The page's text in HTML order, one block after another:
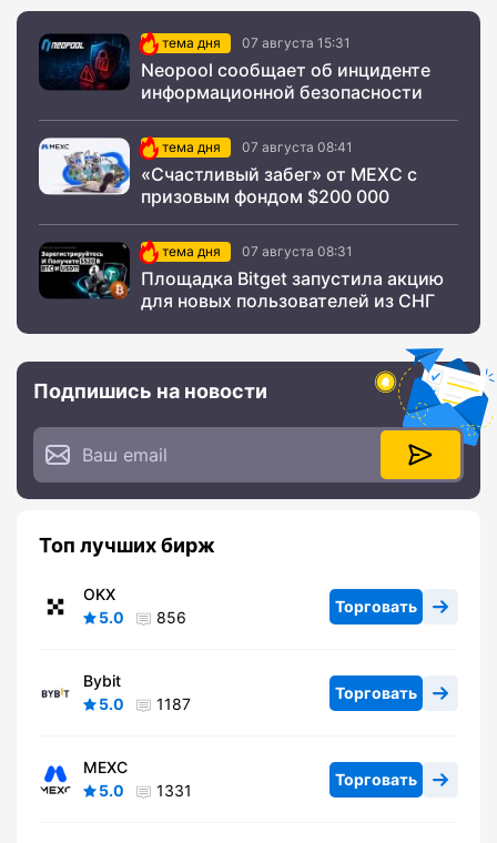
тема дня 07 августа 15:31
Neopool сообщает об инциденте
информационной безопасности
тема дня 07 августа 08:41
«Счастливый забег» от MEXC с
призовым фондом $200 000
тема дня 07 августа 08:31
Площадка Bitget запустила акцию
для новых пользователей из СНГ
Подпишись на новости
Топ лучших бирж
OKX
5.0
856
Торговать
Bybit
5.0
1187
Торговать
MEXC
5.0
1331
Торговать